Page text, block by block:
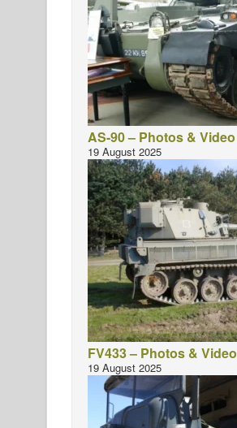
AS-90 – Photos & Video
19 August 2025
FV433 – Photos & Video
19 August 2025